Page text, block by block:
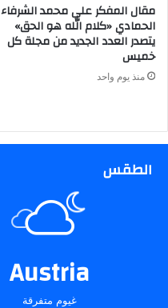
مقال المفكر علي محمد الشرفاء
الحمادي «كلام الله هو الحق»
يتصدر العدد الجديد من مجلة كل
خميس
منذ يوم واحد
الطقس
Austria
غيوم متفرقة